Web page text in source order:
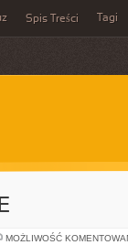
Spis Treści Tagi
MOŻLIWOŚĆ